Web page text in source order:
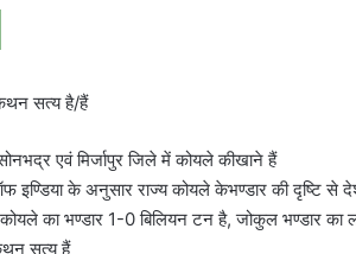
सत्य है/हैं
एवं मिर्जापुर जिले में कोयले कीखाने हैं
इण्डिया के अनुसार राज्य कोयले केभण्डार की दृष्टि से
का भण्डार 1-0 बिलियन टन है, जोकुल भण्डार
सत्य हैं